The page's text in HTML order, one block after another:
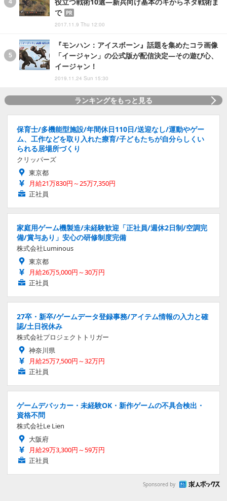
で
PR
2017.11.9 Thu 12:00
『モンハン：アイスボーン』話題を集めたコラ画像
「イージャン」の公式版が配信決定―その遊び心、
イージャン！
2019.11.24 Sun 15:30
ランキングをもっと見る
保育士/多機能型施設/年間休日110日/送迎なし/運動やゲー
ム、工作などを取り入れた療育/子どもたちが自分らしくい
られる居場所づくり
クリッパーズ
東京都
月給21万830円～25万7,350円
正社員
家庭用ゲーム機製造/未経験歓迎「正社員/週休2日制/空調完
備/賞与あり」安心の研修制度完備
株式会社Luminous
東京都
月給26万5,000円～30万円
正社員
27卒・新卒/ゲームデータ登録事務/アイテム情報の入力と確
認/土日祝休み
株式会社プロジェクトトリガー
神奈川県
月給25万7,500円～32万円
正社員
ゲームデバッカー・未経験OK・新作ゲームの不具合検出・
資格不問
株式会社Le Lien
大阪府
月給29万3,300円～59万円
正社員
Sponsored by